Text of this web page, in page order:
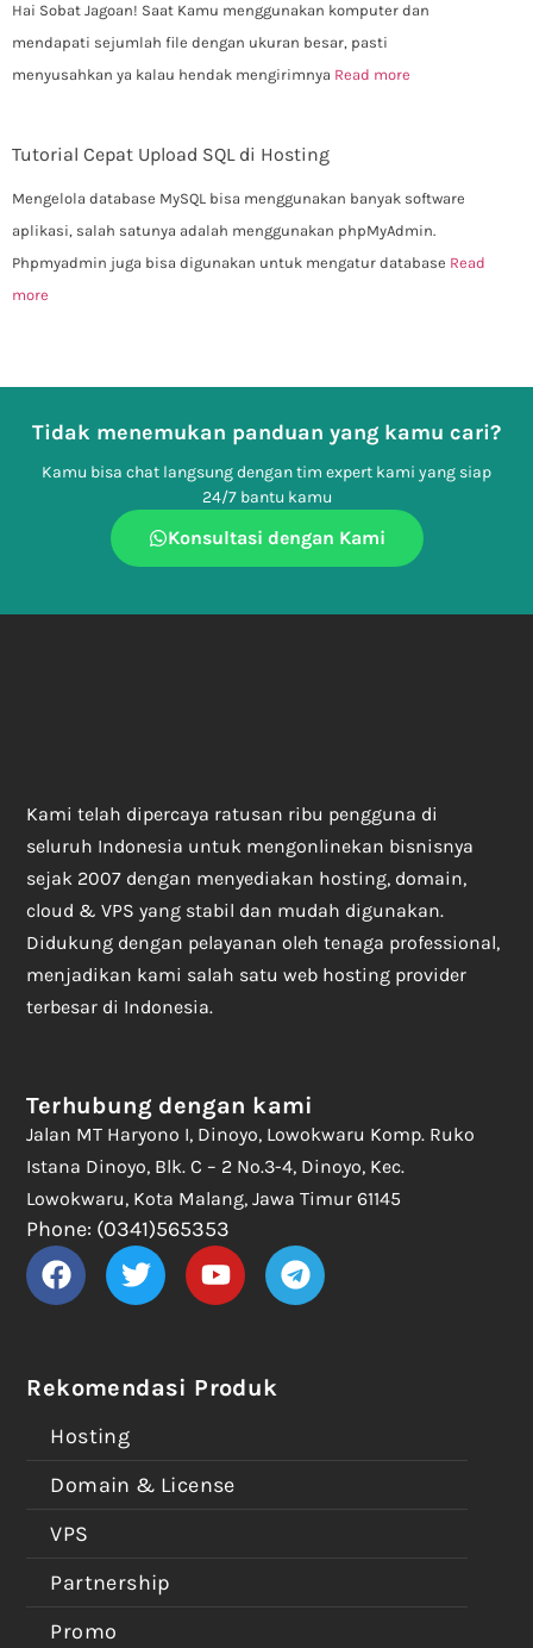
Hai Sobat Jagoan! Saat Kamu menggunakan komputer dan
mendapati sejumlah file dengan ukuran besar, pasti
menyusahkan ya kalau hendak mengirimnya Read more
Tutorial Cepat Upload SQL di Hosting
Mengelola database MySQL bisa menggunakan banyak software
aplikasi, salah satunya adalah menggunakan phpMyAdmin.
Phpmyadmin juga bisa digunakan untuk mengatur database Read
more
Tidak menemukan panduan yang kamu cari?
Kamu bisa chat langsung dengan tim expert kami yang siap
24/7 bantu kamu
Konsultasi dengan Kami
Kami telah dipercaya ratusan ribu pengguna di
seluruh Indonesia untuk mengonlinekan bisnisnya
sejak 2007 dengan menyediakan hosting, domain,
cloud & VPS yang stabil dan mudah digunakan.
Didukung dengan pelayanan oleh tenaga professional,
menjadikan kami salah satu web hosting provider
terbesar di Indonesia.
Rekomendasi Produk
Hosting
Domain & License
VPS
Partnership
Promo
Terhubung dengan kami
Jalan MT Haryono I, Dinoyo, Lowokwaru Komp. Ruko
Istana Dinoyo, Blk. C – 2 No.3-4, Dinoyo, Kec.
Lowokwaru, Kota Malang, Jawa Timur 61145
Phone: (0341)565353